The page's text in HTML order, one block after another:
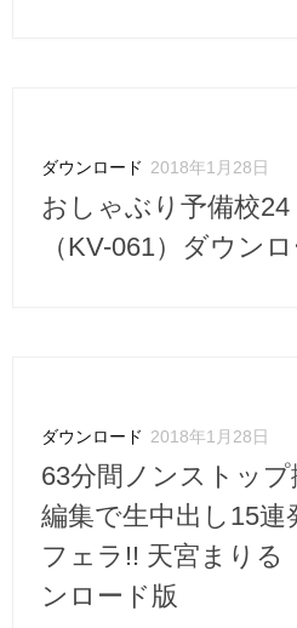
ダウンロード 2018年1月28日
おしゃぶり予備校
（KV-061）ダウン
ダウンロード 2018年1月28日
63分間ノンストップ
編集で生中出し15連
フェラ!! 天宮まりる
ンロード版